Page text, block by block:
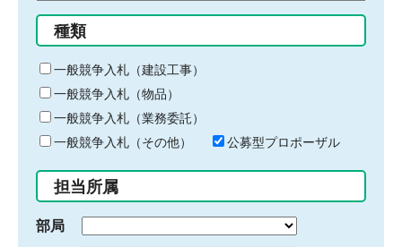
る
キ
ー
ワ
ー
ド
入
力
種類
一般競争入札（建設工事）
一般競争入札（物品）
一般競争入札（業務委託）
一般競争入札（その他）
公募型プロポーザル
担当所属
部局